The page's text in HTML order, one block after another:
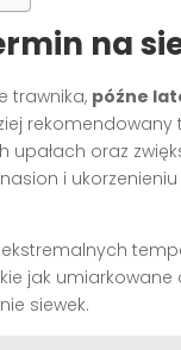
na
trawnika, późne
rekomendowany
oraz
i
jak umiarkowane
siewek.